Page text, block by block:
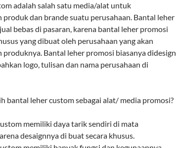
adalah salah satu media/alat untuk
produk dan brande suatu perusahaan. Bantal leher
bebas di pasaran, karena bantal leher promosi
yang dibuat oleh perusahaan yang akan
produknya. Bantal leher promosi biasanya didesign
logo, tulisan dan nama perusahaan di
bantal leher custom sebagai alat/ media promosi?
memiliki daya tarik sendiri di mata
desaignnya di buat secara khusus.